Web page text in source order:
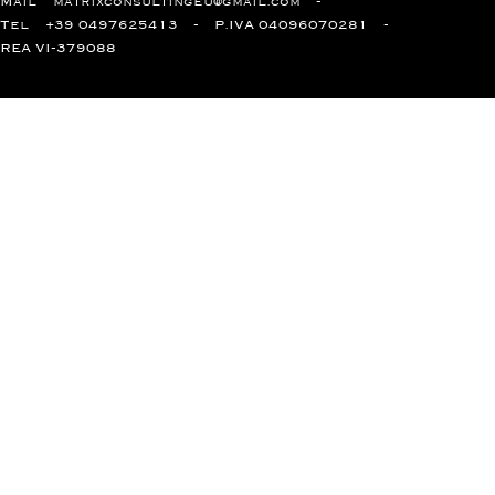
Tel +39 0497625413 P.IVA 04096070281
REA VI-379088